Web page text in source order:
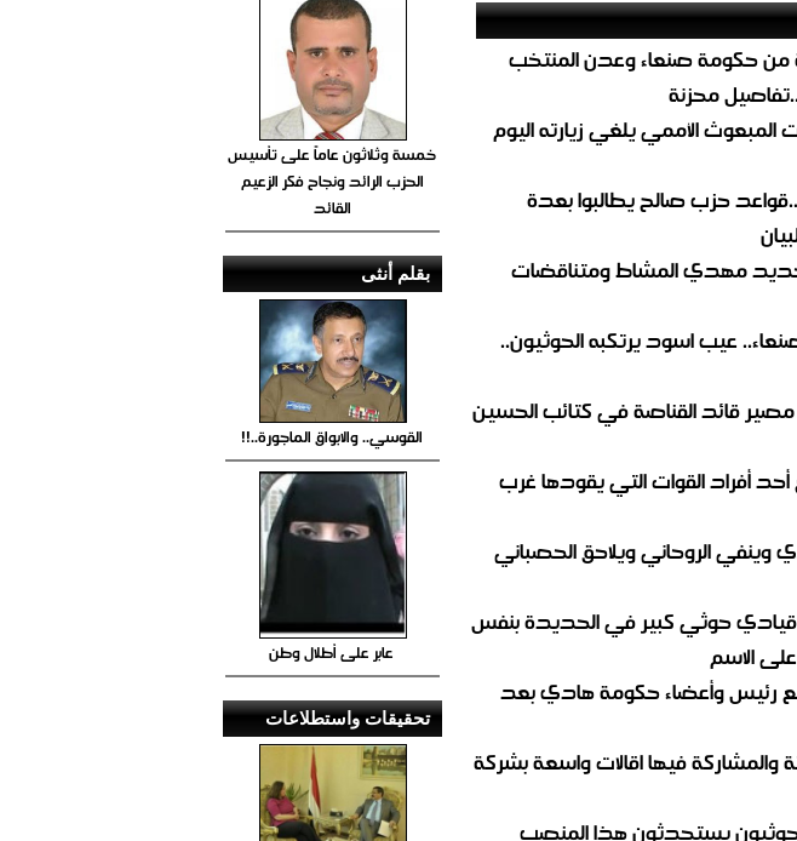
من حكومة صنعاء وعدن المنتخب
محزنة
المبعوث الأممي يلغي زيارته اليوم
حزب صالح يطالبوا بعدة
مهدي المشاط ومتناقضات
عيب اسود يرتكبه الحوثيون..
قائد القناصة في كتائب الحسين
أفراد القوات التي يقودها غرب
وينفي الروحاني ويلاحق الحصباني
حوثي كبير في الحديدة بنفس
الاسم
مع رئيس وأعضاء حكومة هادي بعد
فيها اقالات واسعة بشركة
يستحدثون هذا المنصب
خمسة وثلاثون عاماً على تأسيس
الحزب الرائد ونجاح فكر الزعيم
القائد
بقلم أنثى
القوسي.. والابواق الماجورة..!!
عابر على أطلال وطن
تحقيقات واستطلاعات